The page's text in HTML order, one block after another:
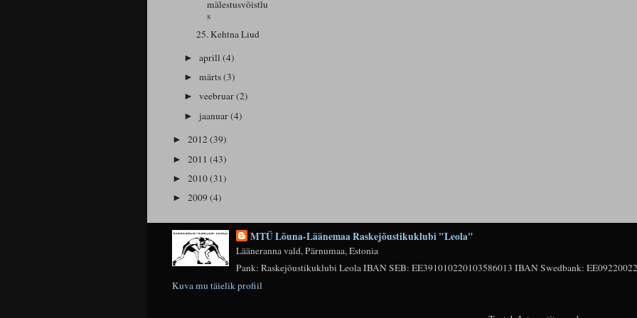
mälestusvõistlu
s
25. Kehtna Liud
►aprill(4)
►märts(3)
►veebruar(2)
►jaanuar(4)
► 2012(39)
► 2011 (43)
► 2010(31)
► 2009 (4)
MTÜ Lõuna-Läänemaa Raskejõustikuklubi "Leola"
Lääneranna vald, Pärnumaa, Estonia
Pank: Raskejõustikuklubi Leola IBAN SEB: EE391010220103586013 IBAN Swedbank:
Kuva mu täielik profiil